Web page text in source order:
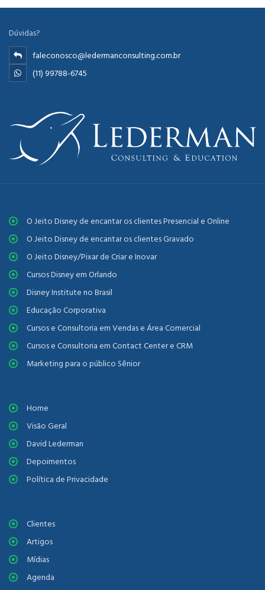
Dúvidas?
faleconosco@ledermanconsulting.com.br
(11) 99788-6745
O Jeito Disney de encantar os clientes Presencial e Online
O Jeito Disney de encantar os clientes Gravado
O Jeito Disney/Pixar de Criar e Inovar
Cursos Disney em Orlando
Disney Institute no Brasil
Educação Corporativa
Cursos e Consultoria em Vendas e Área Comercial
Cursos e Consultoria em Contact Center e CRM
Marketing para o público Sênior
Home
Visão Geral
David Lederman
Depoimentos
Política de Privacidade
Clientes
Artigos
Mídias
Agenda